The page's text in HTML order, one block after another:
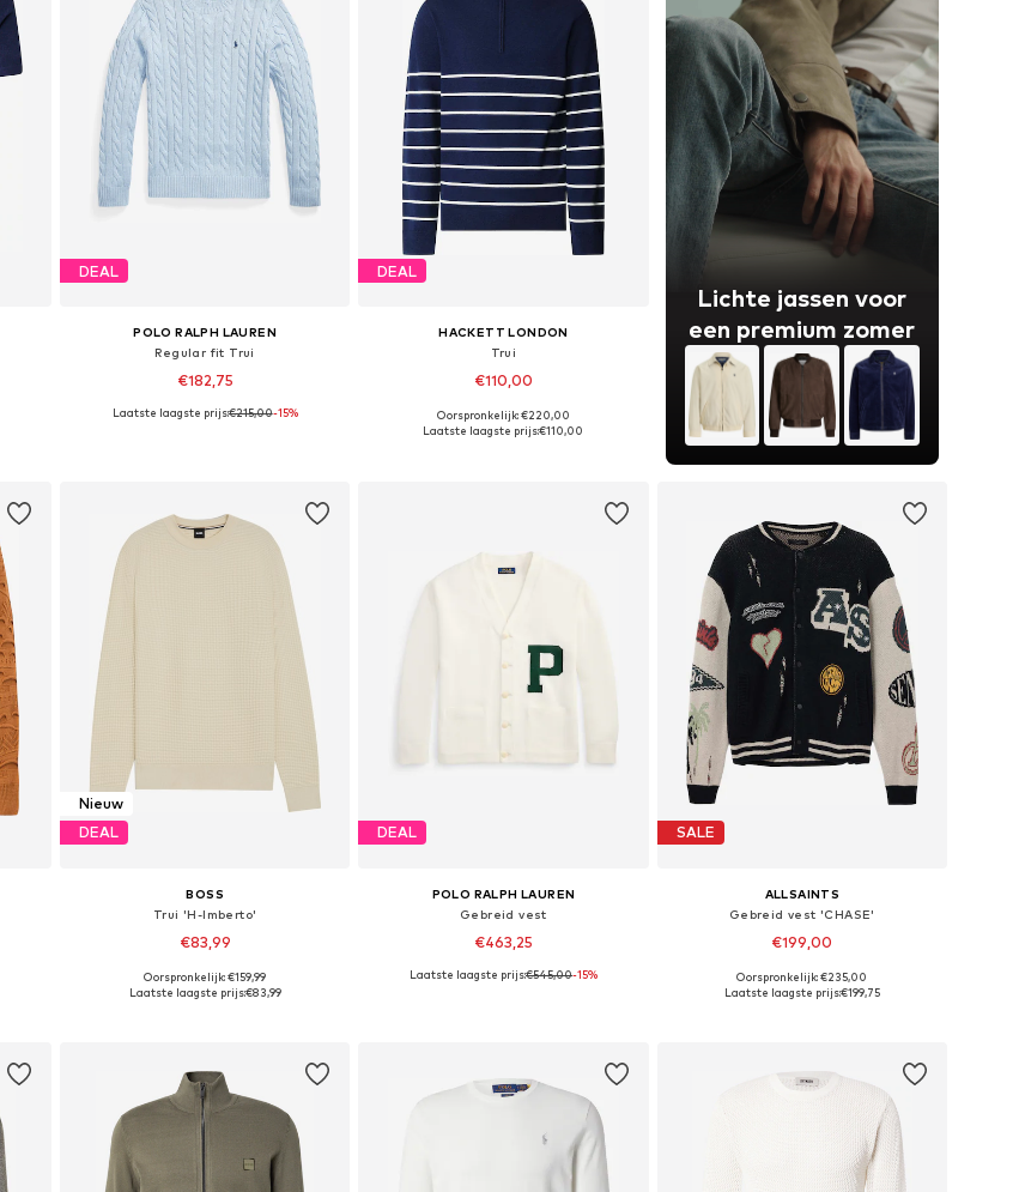
DEAL
POLO RALPH LAUREN
Regular fit Trui
€182,75
+12
Beschikbare maten: S, M, L, XL, XXL
Laatste laagste prijs:€215,00-15%
DEAL
HACKETT LONDON
Trui
€110,00
Beschikbaar in vele maten
Oorspronkelijk: €220,00
Laatste laagste prijs:€110,00
Lichte jassen voor
een premium zomer
Nieuw
DEAL
BOSS
Trui 'H-Imberto'
€83,99
Beschikbare maten: S, M, L
Oorspronkelijk: €159,99
Laatste laagste prijs:€83,99
DEAL
POLO RALPH LAUREN
Gebreid vest
€463,25
Beschikbare maten: M, L, XL
Laatste laagste prijs:€545,00-15%
SALE
ALLSAINTS
Gebreid vest 'CHASE'
€199,00
Beschikbare maten: M, L, XL
Oorspronkelijk: €235,00
Laatste laagste prijs:€199,75